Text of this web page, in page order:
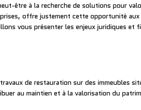
être à la recherche de solutions pour
offre justement cette opportunité
vous présenter les enjeux juridiques et
de restauration sur des immeubles
au maintien et à la valorisation du